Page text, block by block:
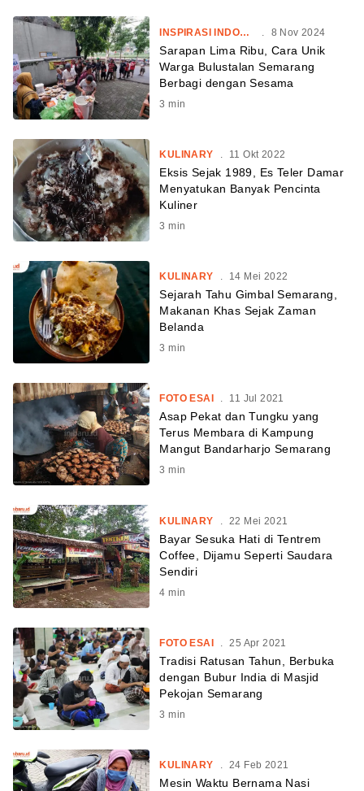
INSPIRASI INDONESIA 8 Nov 2024
Sarapan Lima Ribu, Cara Unik
Warga Bulustalan Semarang
Berbagi dengan Sesama
3 min
KULINARY . 11 Okt 2022
Eksis Sejak 1989, Es Teler Damar
Menyatukan Banyak Pencinta
Kuliner
3 min
KULINARY . 14 Mei 2022
Sejarah Tahu Gimbal Semarang,
Makanan Khas Sejak Zaman
Belanda
3 min
FOTO ESAI . 11 Jul 2021
Asap Pekat dan Tungku yang
Terus Membara di Kampung
Mangut Bandarharjo Semarang
3 min
KULINARY 22 Mei 2021
Bayar Sesuka Hati di Tentrem
Coffee, Dijamu Seperti Saudara
Sendiri
4 min
FOTO ESAI 25 Apr 2021
Tradisi Ratusan Tahun, Berbuka
dengan Bubur India di Masjid
Pekojan Semarang
3 min
KULINARY . 24 Feb 2021
Mesin Waktu Bernama Nasi